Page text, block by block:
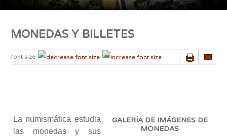
MONEDAS Y BILLETES
font size
La numismática estudia
las monedas y sus
GALERÍA DE IMÁGENES DE
MONEDAS